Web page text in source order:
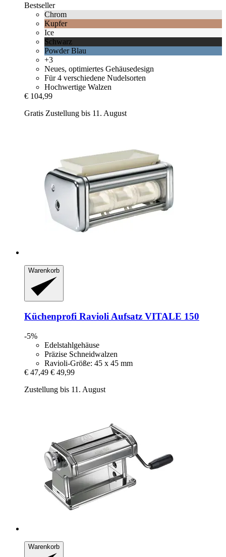
Bestseller
Chrom
Kupfer
Ice
Schwarz
Powder Blau
+3
Neues, optimiertes Gehäusedesign
Für 4 verschiedene Nudelsorten
Hochwertige Walzen
€ 104,99
Gratis Zustellung bis 11. August
Warenkorb
Küchenprofi Ravioli Aufsatz VITALE 150
-5%
Edelstahlgehäuse
Präzise Schneidwalzen
Ravioli-Größe: 45 x 45 mm
€ 47,49 € 49,99
Zustellung bis 11. August
Warenkorb